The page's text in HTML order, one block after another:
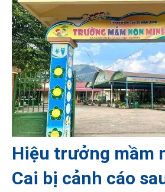
Hiệu trưởng mầm
Cai bị cảnh cáo